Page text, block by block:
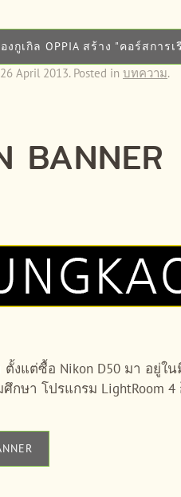
งกูเกิล OPPIA สร้าง "คอร์สการ
26 April 2013. Posted in บทความ.
BANNER
งแต่ซื้อ Nikon D50 มา อยู่
กษา โปรแกรม LightRoom